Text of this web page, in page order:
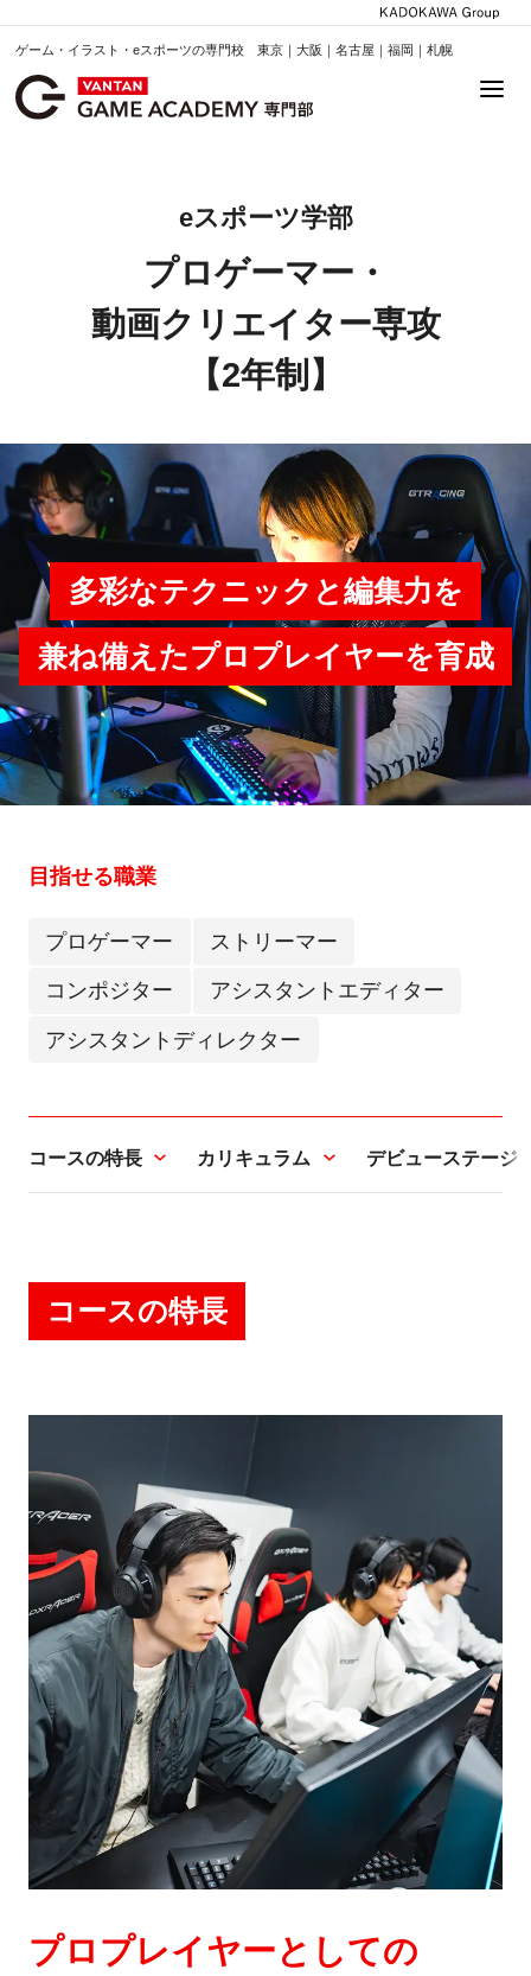
ゲーム・イラスト・eスポーツの専門校 東京｜大阪｜名古屋｜福岡｜札幌
eスポーツ学部
プロゲーマー・
動画クリエイター専攻
【2年制】
多彩なテクニックと編集力を
兼ね備えたプロプレイヤーを育成
目指せる職業
プロゲーマー ストリーマー
コンポジター アシスタントエディター
アシスタントディレクター
コースの特長 カリキュラム デビューステージ
コースの特長
プロプレイヤーとしての